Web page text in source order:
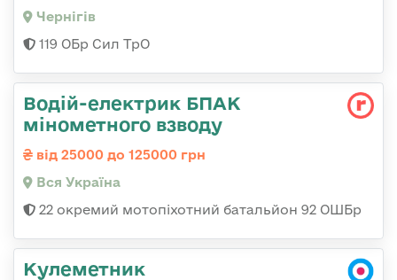
Чернігів
119 ОБр Сил ТрО
Водій-електрик БПАК
мінометного взводу
від 25000 до 125000 грн
Вся Україна
22 окремий мотопіхотний батальйон 92 ОШБр
Кулеметник